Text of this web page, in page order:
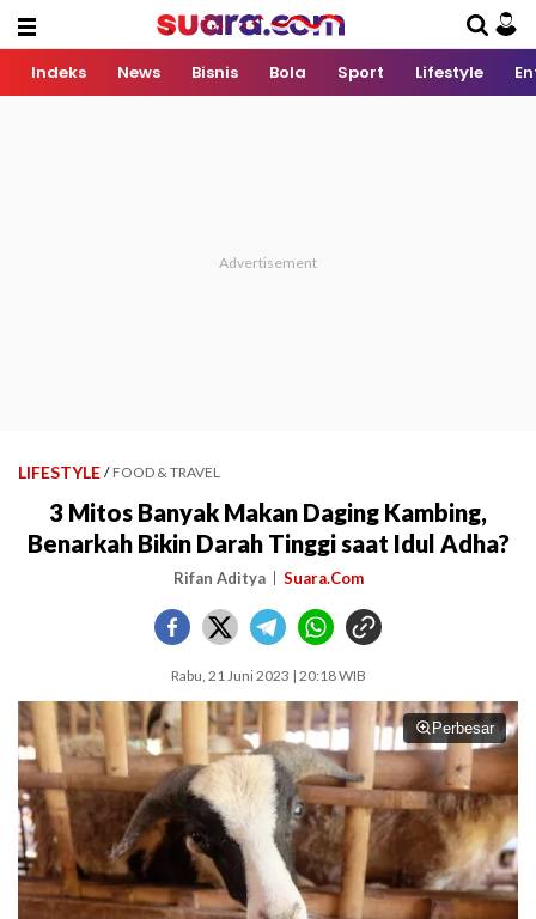
Indeks News Bisnis Bola Sport Lifestyle
LIFESTYLE / FOOD & TRAVEL
3 Mitos Banyak Makan Daging Kambing,
Benarkah Bikin Darah Tinggi saat Idul Adha?
Rifan Aditya Suara.Com
Rabu, 21 Juni 2023 | 20:18 WIB
Perbesar